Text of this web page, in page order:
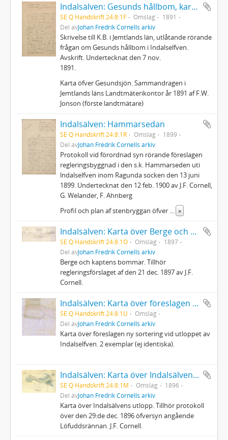
Indalsälven: Gesunds hållbom, karta över Gesundssjön
SE Q Handskrift 24:8:1F Omslag
1891
Del avJohan Fredrik Cornells arkiv
Skrivelse till K.B. i Jemtlands län, utlåtande rörande
frågan om Gesunds hållbom i Indalselfven.
Avskrift. Undertecknat den 7 nov.
1891.
Karta öfver Gesundsjön. Sammandragen i
Jemtlands läns Landtmäterikontor år 1891 af F.W.
Jonson (förste landtmätare)
Indalsälven: Hammarsedan
SE Q Handskrift 24:8:1R Omslag
1899
Del avJohan Fredrik Cornells arkiv
Protokoll vid förordnad syn rörande föreslagen
regleringsbyggnad i den s.k. Hammarseden uti
lndalselfven inom Ragunda socken den 13 juni
1899. Undertecknat den 12 feb. 1900 av J.F. Cornell,
G. Welander, F. Ahnberg
Profil och plan af stenbryggan öfver
»
Indalsälven: Karta över Berge och kaptens bommar
SE Q Handskrift 24:8:1O Omslag
1897
Del avJohan Fredrik Cornells arkiv
Berge och kaptens bommar. Tillhör
regleringsförslaget af den 21 dec. 1897 av J.F.
Cornell.
Indalsälven: Karta över föreslagen ny sortering vid utloppet
SE Q Handskrift 24:8:1U
Omslag
Del avJohan Fredrik Cornells arkiv
Karta över föreslagen ny sortering vid utloppet av
Indalselfven. 2 exemplar (ej identiska).
Indalsälven: Karta över Indalsälvens utlopp
SE Q Handskrift 24:8:1M Omslag
1896
Del avJohan Fredrik Cornells arkiv
Karta över Indalsälvens utlopp. Tillhör protokoll
över den 29:de dec. 1896 öfversyn angående
Löfuddsrännan. J.F. Cornell.